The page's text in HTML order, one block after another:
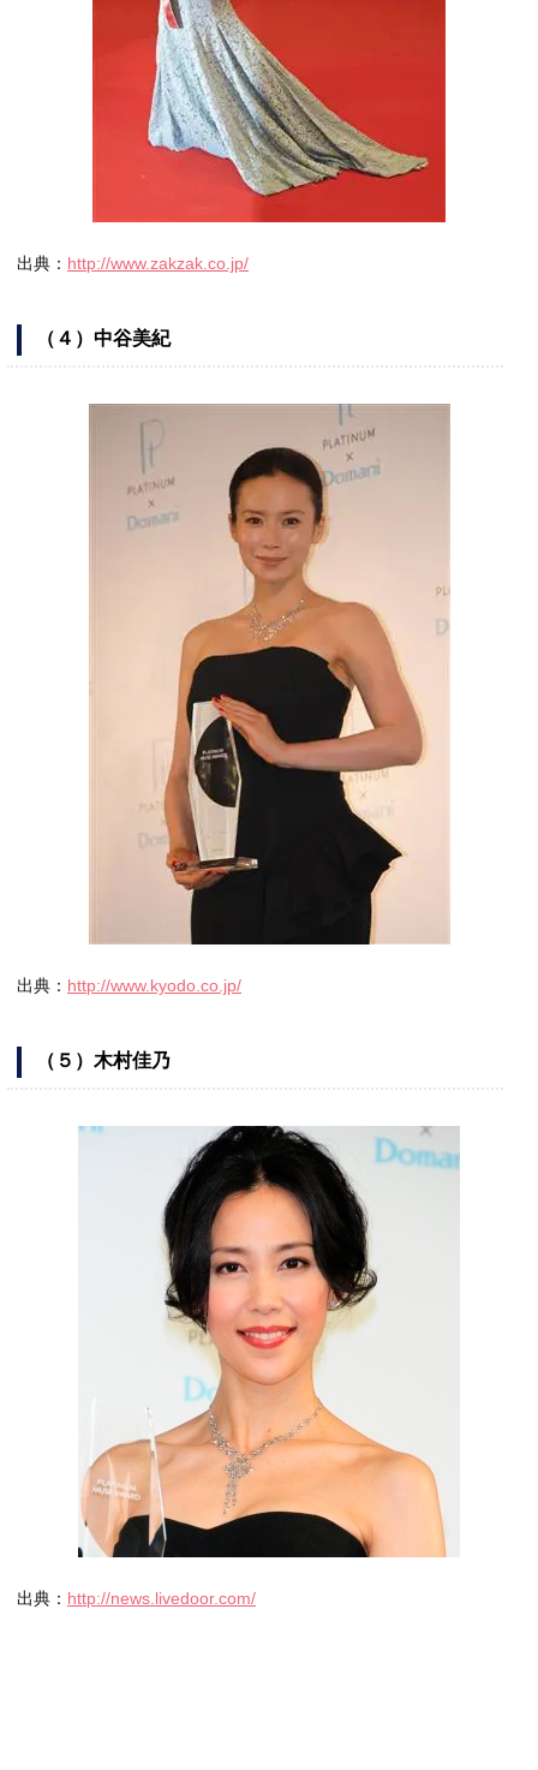
出典： http://www.zakzak.co.jp/
（４）中谷美紀
出典： http://www.kyodo.co.jp/
（５）木村佳乃
出典： http://news.livedoor.com/